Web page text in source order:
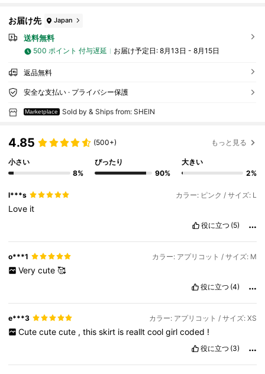
お届け先 Japan
送料無料
500 ポイント 付与遅延 お届け予定日: 8月13日 - 8月15日
返品無料
安全な支払い · プライバシー保護
Marketplace Sold by & Ships from: SHEIN
4.85 (500+) もっと見る
小さい
8%
ぴったり
90%
大きい
2%
l***s カラー: ピンク / サイズ: L
Love it
役に立つ (5)
o***1 カラー: アプリコット / サイズ: M
Very cute 🥰
役に立つ (4)
e***3 カラー: アプリコット / サイズ: XS
Cute cute cute , this skirt is reallt cool girl coded !
役に立つ (3)